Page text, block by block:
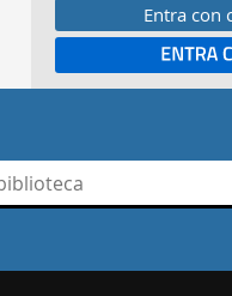
Entra con